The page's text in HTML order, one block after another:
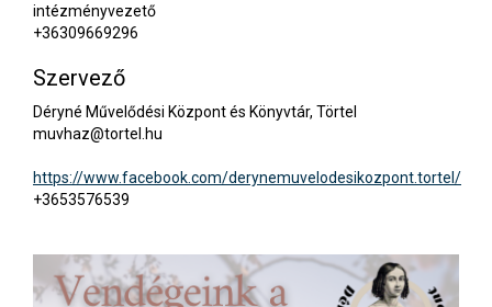
intézményvezető
+36309669296
Szervező
Déryné Művelődési Központ és Könyvtár, Törtel
muvhaz@tortel.hu
https://www.facebook.com/derynemuvelodesikozpont.tortel/
+3653576539